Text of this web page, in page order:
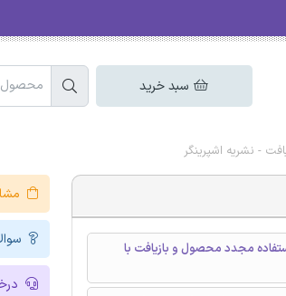
سبد خرید
- نشریه اشپرینگر
مجدد محصول و بازیافت با